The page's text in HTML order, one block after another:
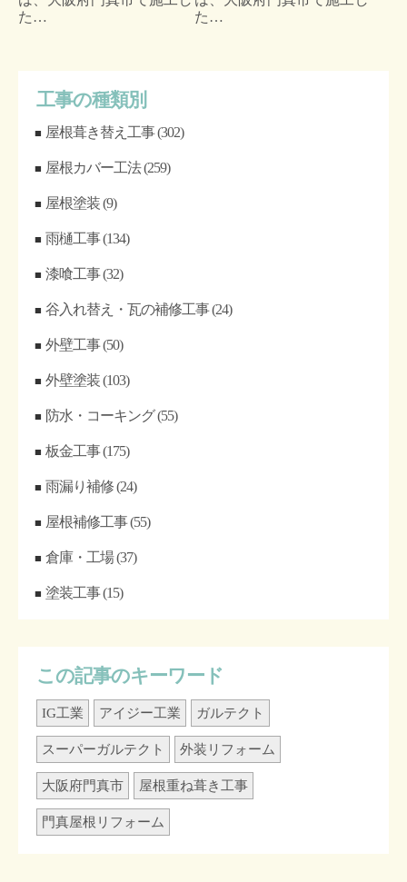
た…
た…
工事の種類別
屋根葺き替え工事(302)
屋根カバー工法(259)
屋根塗装(9)
雨樋工事(134)
漆喰工事(32)
谷入れ替え・瓦の補修工事(24)
外壁工事(50)
外壁塗装(103)
防水・コーキング(55)
板金工事(175)
雨漏り補修(24)
屋根補修工事(55)
倉庫・工場(37)
塗装工事(15)
この記事のキーワード
IG工業 アイジー工業 ガルテクト
スーパーガルテクト 外装リフォーム
大阪府門真市 屋根重ね葺き工事
門真屋根リフォーム